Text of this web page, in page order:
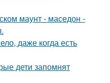
маунт - маседон -
даже когда есть
дети запомнят